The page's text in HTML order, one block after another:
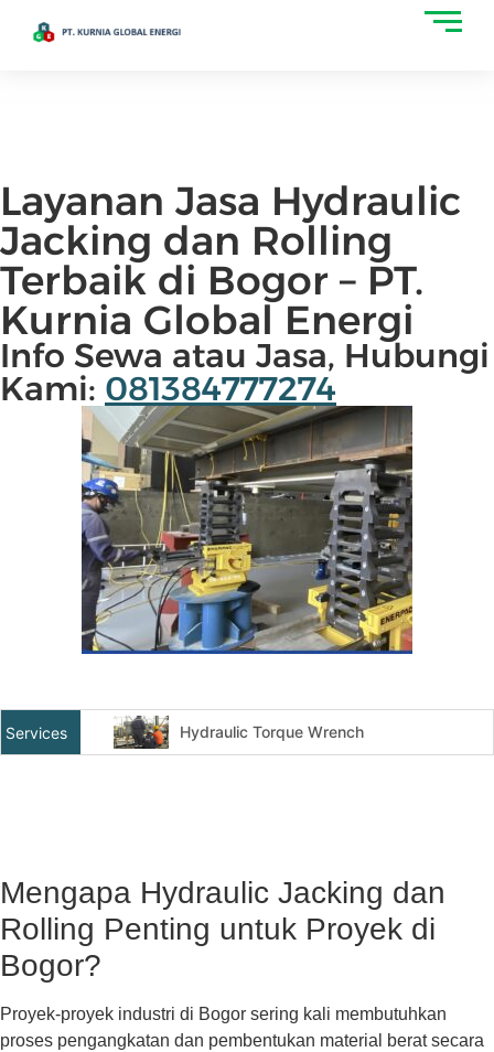
Layanan Jasa Hydraulic
Jacking dan Rolling
Terbaik di Bogor – PT.
Kurnia Global Energi
Info Sewa atau Jasa, Hubungi
Kami: 081384777274
Services
Hydraulic Torque Wrench
Online Leak Sealing
Hydraulic Jacking Dan Rolling
Mengapa Hydraulic Jacking dan
Rolling Penting untuk Proyek di
Bogor?
Proyek-proyek industri di Bogor sering kali membutuhkan
proses pengangkatan dan pembentukan material berat secara